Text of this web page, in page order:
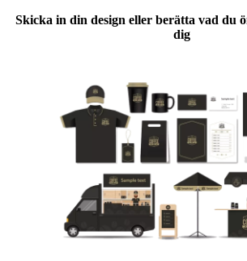
Skicka in din design eller berätta vad du
dig